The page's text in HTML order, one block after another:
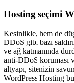
Hosting seçimi
Kesinlikle, hem de
DDoS gibi bazı
ve ağ katmanında
anti-DDoS koruması
altyapı, sitenizin
WordPress Hosting